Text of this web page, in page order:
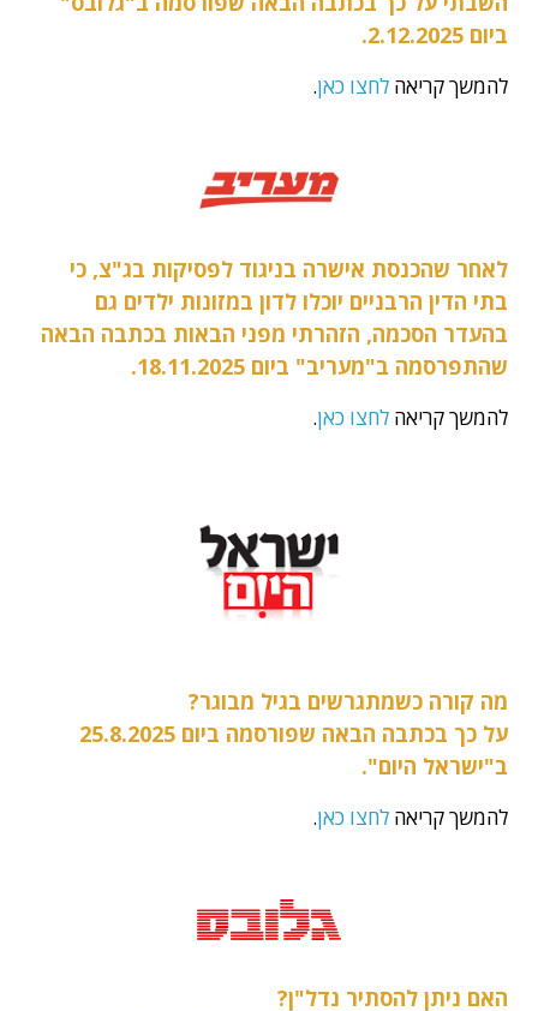
ביום 2.12.2025.
להמשך קריאה לחצו כאן.
לאחר שהכנסת אישרה בניגוד לפסיקות בג"צ, כי
בתי הדין הרבניים יוכלו לדון במזונות ילדים גם
בהעדר הסכמה, הזהרתי מפני הבאות בכתבה הבאה
שהתפרסמה ב"מעריב" ביום 18.11.2025.
להמשך קריאה לחצו כאן.
מה קורה כשמתגרשים בגיל מבוגר?
על כך בכתבה הבאה שפורסמה ביום 25.8.2025
ב"ישראל היום".
להמשך קריאה לחצו כאן.
האם ניתן להסתיר נדל"ן?